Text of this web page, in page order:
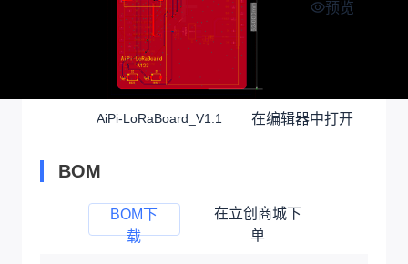
预览
AiPi-LoRaBoard_V1.1 在编辑器中打开
BOM
BOM下
载
在立创商城下
单